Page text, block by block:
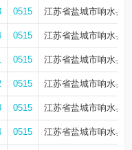
0515 江苏省盐城市响水县
0515 江苏省盐城市响水县
0515 江苏省盐城市响水县
0515 江苏省盐城市响水县
0515 江苏省盐城市响水县
0515 江苏省盐城市响水县